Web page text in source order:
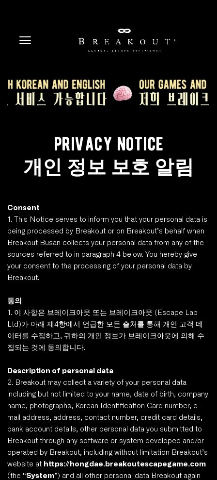
privacy notice
개인 정보 보호 알림
Consent
1. This Notice serves to inform you that your personal data is
being processed by Breakout or on Breakout’s behalf when
Breakout Busan collects your personal data from any of the
sources referred to in paragraph 4 below. You hereby give
your consent to the processing of your personal data by
Breakout.
동의
1. 이 사항은 브레이크아웃 또는 브레이크아웃 (Escape Lab
Ltd)가 아래 제4항에서 언급한 모든 출처를 통해 개인 고객 데
이터를 수집하고, 귀하의 개인 정보가 브레이크아웃에 의해 수
집되는 것에 동의합니다.
Description of personal data
2. Breakout may collect a variety of your personal data
including but not limited to your name, date of birth, company
name, photographs, Korean Identification Card number, e-
mail address, address, contact number, credit card details,
bank account details, other personal data you submitted to
Breakout through any software or system developed and/or
operated by Breakout, including without limitation Breakout’s
website at https://hongdae.breakoutescapegame.com
(the “System”) and all other personal data Breakout again